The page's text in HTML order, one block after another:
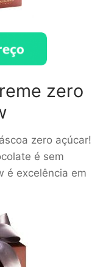
zero
zero açúcar!
é sem
é excelência em